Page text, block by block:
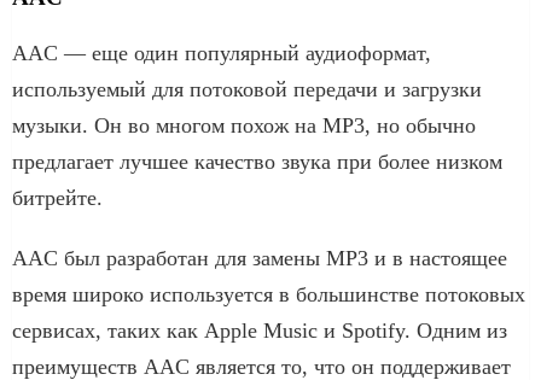
AAC — еще один популярный аудиоформат,
используемый для потоковой передачи и загрузки
музыки. Он во многом похож на MP3, но обычно
предлагает лучшее качество звука при более низком
битрейте.
AAC был разработан для замены MP3 и в настоящее
время широко используется в большинстве потоковых
сервисах, таких как Apple Music и Spotify. Одним из
преимуществ AAC является то, что он поддерживает